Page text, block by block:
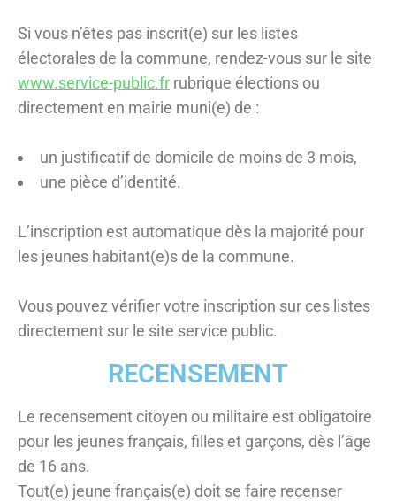
Si vous n’êtes pas inscrit(e) sur les listes
électorales de la commune, rendez-vous sur le site
www.service-public.fr rubrique élections ou
directement en mairie muni(e) de :
un justificatif de domicile de moins de 3 mois,
une pièce d’identité.
L’inscription est automatique dès la majorité pour
les jeunes habitant(e)s de la commune.
Vous pouvez vérifier votre inscription sur ces listes
directement sur le site service public.
RECENSEMENT
Le recensement citoyen ou militaire est obligatoire
pour les jeunes français, filles et garçons, dès l’âge
de 16 ans.
Tout(e) jeune français(e) doit se faire recenser